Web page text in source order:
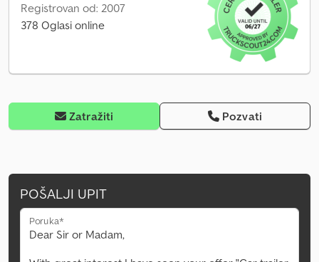
Registrovan od: 2007
378 Oglasi online
Zatražiti Pozvati
POŠALJI UPIT
Poruka*